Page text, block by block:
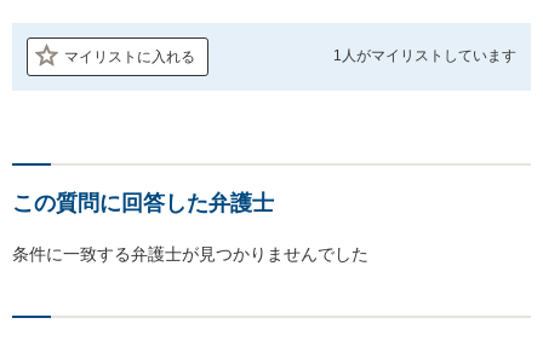
マイリストに入れる 1人がマイリストしています
この質問に回答した弁護士
条件に一致する弁護士が見つかりませんでした